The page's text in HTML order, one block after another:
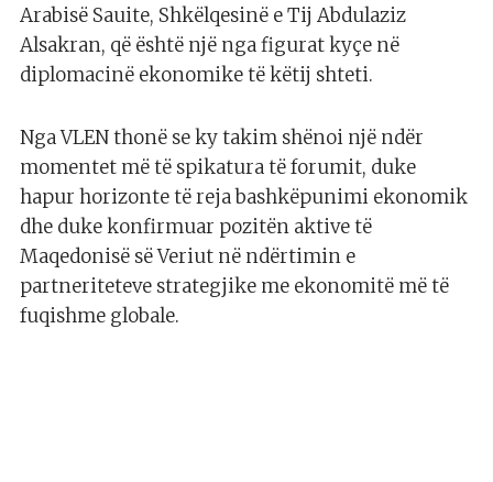
Arabisë Sauite, Shkëlqesinë e Tij Abdulaziz
Alsakran, që është një nga figurat kyçe në
diplomacinë ekonomike të këtij shteti.
Nga VLEN thonë se ky takim shënoi një ndër
momentet më të spikatura të forumit, duke
hapur horizonte të reja bashkëpunimi ekonomik
dhe duke konfirmuar pozitën aktive të
Maqedonisë së Veriut në ndërtimin e
partneriteteve strategjike me ekonomitë më të
fuqishme globale.